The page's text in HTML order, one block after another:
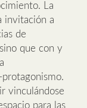
La
invitación a
de
que con y
vinculándose
para las